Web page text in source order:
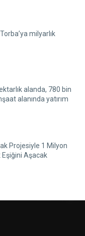
milyarlık
alanda, 780 bin
alanında yatırım
Projesiyle 1 Milyon
Aşacak